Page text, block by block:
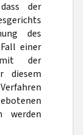
der
des
einer
mit der
diesem
werden